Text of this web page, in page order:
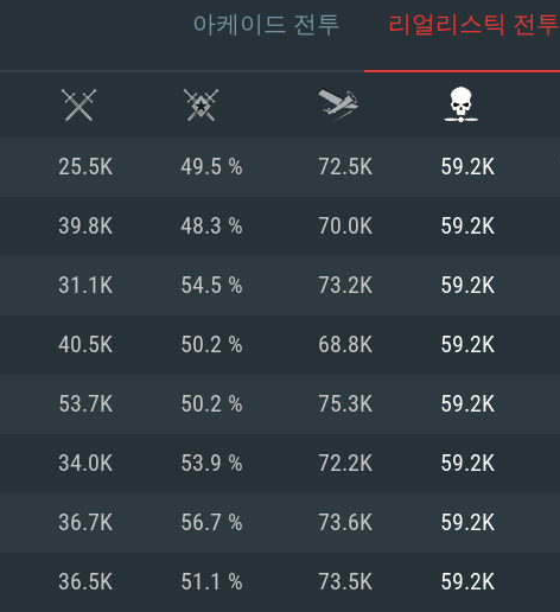
템 요구사항
아케이드 전투 리얼리스틱 전투
25.5K 49.5 % 72.5K 59.2K
39.8K 48.3 % 70.0K 59.2K
31.1K 54.5 % 73.2K 59.2K
40.5K 50.2 % 68.8K 59.2K
53.7K 50.2 % 75.3K 59.2K
34.0K 53.9 % 72.2K 59.2K
36.7K 56.7 % 73.6K 59.2K
36.5K 51.1 % 73.5K 59.2K